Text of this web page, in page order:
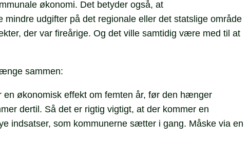
økonomi. Det betyder også, at
udgifter på det regionale eller det statslige område
der var fireårige. Og det ville samtidig være med til at
sammen:
en økonomisk effekt om femten år, før den hænger
dertil. Så det er rigtig vigtigt, at der kommer en
indsatser, som kommunerne sætter i gang. Måske via en